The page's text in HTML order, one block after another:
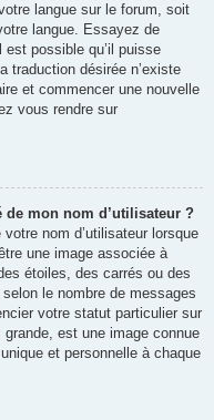
langue sur le forum, soit
langue. Essayez de
est possible qu’il puisse
traduction désirée n’existe
et commencer une nouvelle
vous rendre sur
mon nom d’utilisateur ?
nom d’utilisateur lorsque
une image associée à
étoiles, des carrés ou des
le nombre de messages
votre statut particulier sur
grande, est une image connue
et personnelle à chaque